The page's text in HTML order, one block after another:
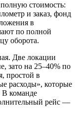
стоимость:
и заказ, фонд
в
по полной
оборота.
Две локации
зато на 25–40% по
простой в
расходы», которые
В команде
рейс —